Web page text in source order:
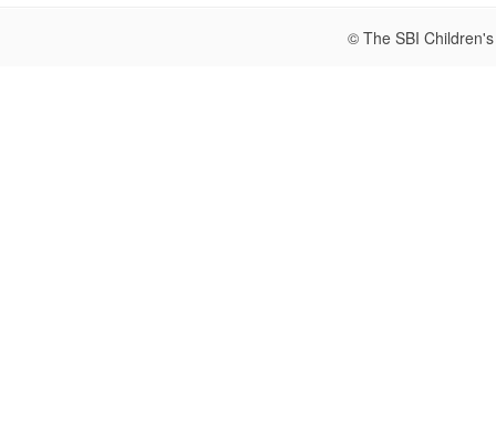
© The SBI